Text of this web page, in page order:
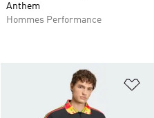
Anthem
Hommes Performance
à la Liste de produits